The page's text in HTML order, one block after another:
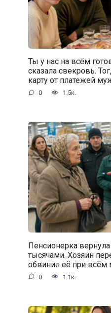
Ты у нас на всём
сказала свекровь.
карту от платежей
0 1.5к.
Пенсионерка
тысячами. Хозяин
обвинил её при всём
0 1.1к.